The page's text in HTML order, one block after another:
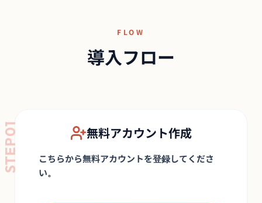
FLOW
導入フロー
STEP01 無料アカウント作成
こちらから無料アカウントを登録してくださ
い。